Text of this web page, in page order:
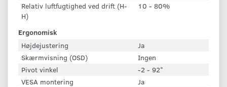
Relativ luftfugtighed ved drift (H-
H)
10 - 80%
Ergonomisk
Højdejustering
Ja
Skærmvisning (OSD)
Ingen
Pivot vinkel
-2 - 92°
VESA montering
Ja